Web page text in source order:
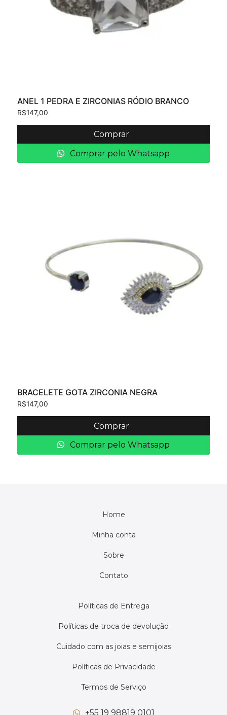
ANEL 1 PEDRA E ZIRCONIAS RÓDIO BRANCO
R$147,00
Comprar
Comprar pelo Whatsapp
BRACELETE GOTA ZIRCONIA NEGRA
R$147,00
Comprar
Comprar pelo Whatsapp
Home
Minha conta
Sobre
Contato
Políticas de Entrega
Políticas de troca de devolução
Cuidado com as joias e semijoias
Políticas de Privacidade
Termos de Serviço
+55 19 98819 0101